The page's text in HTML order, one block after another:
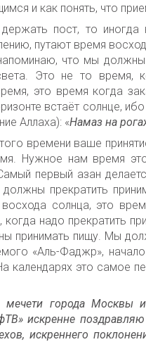
и как понять, что
пост, то
путают время
что мы должны
Это не то время,
это время когда
встаёт солнце,
Аллаха): «Намаз на
времени ваше
Нужное нам время
первый азан
прекратить
солнца, это
надо прекратить
принимать пищу. Мы
«Аль-Фаджр»,
календарях это самое
города Москвы
искренне
искреннего